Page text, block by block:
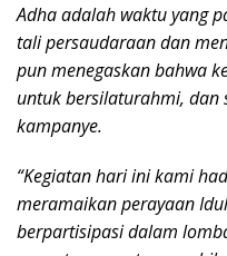
Adha adalah waktu yang
tali persaudaraan dan
pun menegaskan bahwa
untuk bersilaturahmi, dan
kampanye.
“Kegiatan hari ini kami
meramaikan perayaan
berpartisipasi dalam